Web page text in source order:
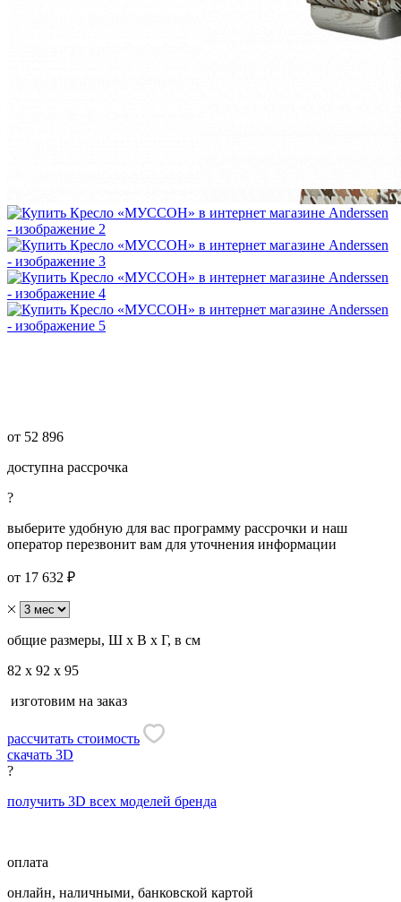
от 52 896
доступна рассрочка
?
выберите удобную для вас программу рассрочки и наш
оператор перезвонит вам для уточнения информации
от 17 632 ₽
общие размеры, Ш х В х Г, в см
82 х 92 х 95
изготовим на заказ
рассчитать стоимость
скачать 3D
?
получить 3D всех моделей бренда
оплата
онлайн, наличными, банковской картой